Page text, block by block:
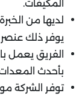
المكيفات.
لديها من
يوفر ذلك
الفريق يعمل
بأحدث
توفر الشركة